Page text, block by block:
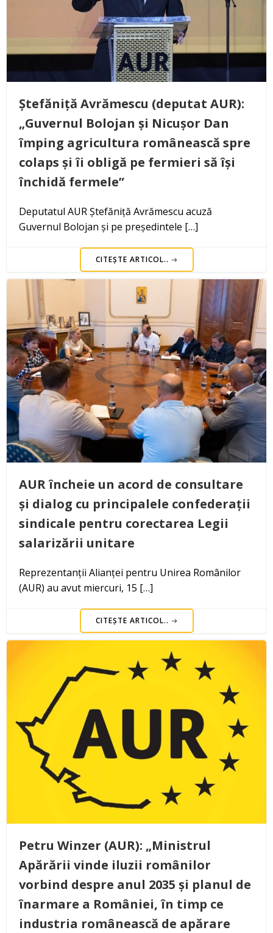
Ștefăniță Avrămescu (deputat AUR):
„Guvernul Bolojan și Nicușor Dan
împing agricultura românească spre
colaps și îi obligă pe fermieri să își
închidă fermele”
Deputatul AUR Ștefăniță Avrămescu acuză
Guvernul Bolojan și pe președintele […]
CITEȘTE ARTICOL..
AUR încheie un acord de consultare
și dialog cu principalele confederații
sindicale pentru corectarea Legii
salarizării unitare
Reprezentanții Alianței pentru Unirea Românilor
(AUR) au avut miercuri, 15 […]
CITEȘTE ARTICOL..
Petru Winzer (AUR): „Ministrul
Apărării vinde iluzii românilor
vorbind despre anul 2035 și planul de
înarmare a României, în timp ce
industria românească de apărare